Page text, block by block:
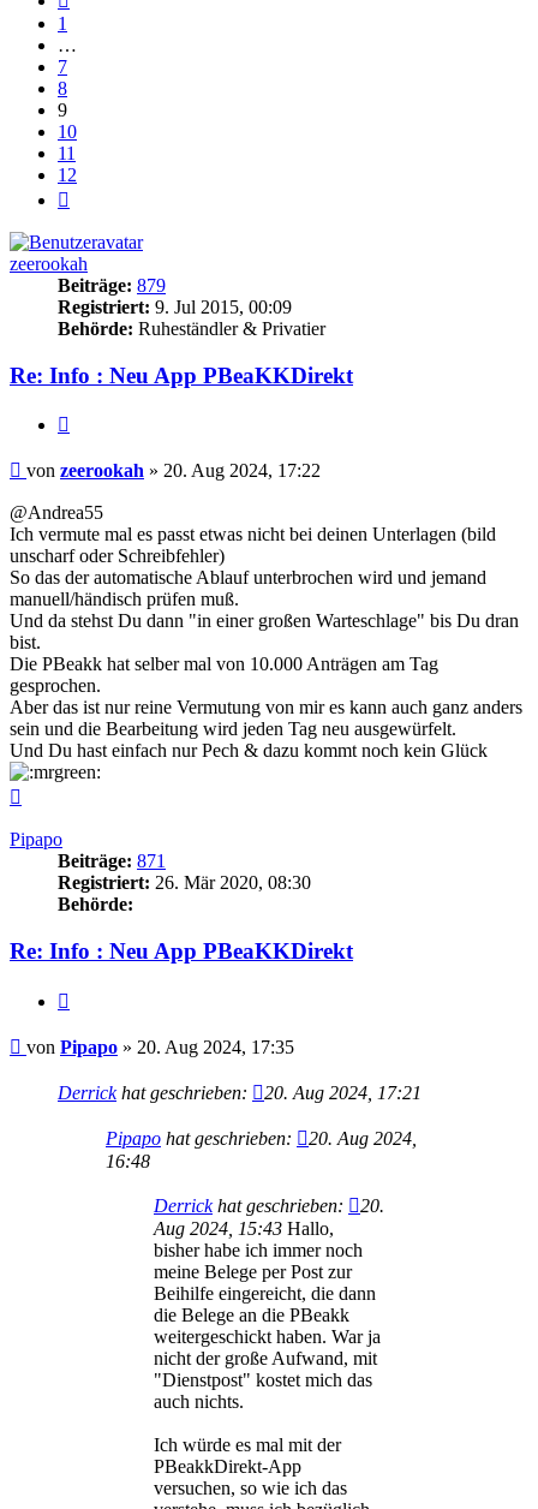
1
…
7
8
9
10
11
12
zeerookah
Beiträge: 879
Registriert: 9. Jul 2015, 00:09
Behörde: Ruheständler & Privatier
Re: Info : Neu App PBeaKKDirekt
Beitrag
von zeerookah » 20. Aug 2024, 17:22
@Andrea55
Ich vermute mal es passt etwas nicht bei deinen Unterlagen (bild
unscharf oder Schreibfehler)
So das der automatische Ablauf unterbrochen wird und jemand
manuell/händisch prüfen muß.
Und da stehst Du dann "in einer großen Warteschlage" bis Du dran
bist.
Die PBeakk hat selber mal von 10.000 Anträgen am Tag
gesprochen.
Aber das ist nur reine Vermutung von mir es kann auch ganz anders
sein und die Bearbeitung wird jeden Tag neu ausgewürfelt.
Und Du hast einfach nur Pech & dazu kommt noch kein Glück
Pipapo
Beiträge: 871
Registriert: 26. Mär 2020, 08:30
Behörde:
Re: Info : Neu App PBeaKKDirekt
Beitrag
von Pipapo » 20. Aug 2024, 17:35
Derrickhat geschrieben: 20. Aug 2024, 17:21
Pipapo hat geschrieben:
20. Aug 2024,
16:48
Derrickhat geschrieben:
20.
Aug 2024, 15:43 Hallo,
bisher habe ich immer noch
meine Belege per Post zur
Beihilfe eingereicht, die dann
die Belege an die PBeakk
weitergeschickt haben. War ja
nicht der große Aufwand, mit
"Dienstpost" kostet mich das
auch nichts.
Ich würde es mal mit der
PBeakkDirekt-App
versuchen, so wie ich das